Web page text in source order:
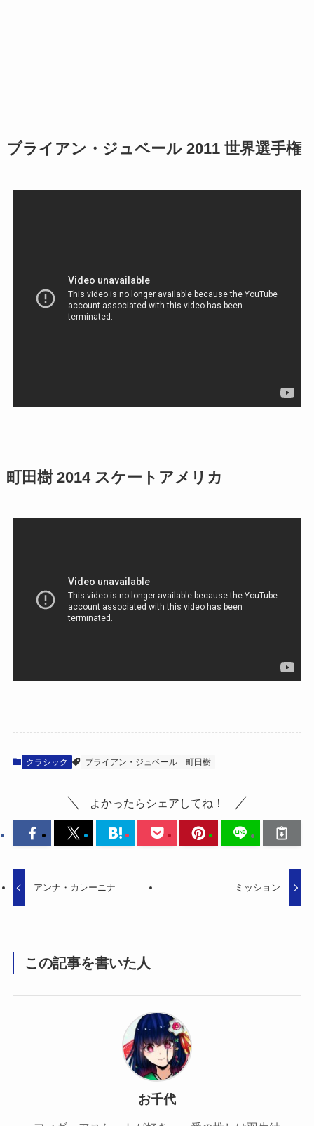
ブライアン・ジュベール 2011 世界選手権
町田樹 2014 スケートアメリカ
クラシック ブライアン・ジュベール 町田樹
よかったらシェアしてね！
アンナ・カレーニナ ミッション
この記事を書いた人
お千代